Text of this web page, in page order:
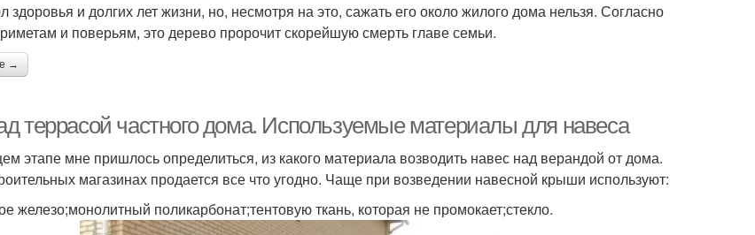
здоровья и долгих лет жизни, но, несмотря на это, сажать его около жилого дома нельзя. Согласно
и поверьям, это дерево пророчит скорейшую смерть главе семьи.
→
террасой частного дома. Используемые материалы для навеса
этапе мне пришлось определиться, из какого материала возводить навес над верандой от дома.
магазинах продается все что угодно. Чаще при возведении навесной крыши используют:
железо;монолитный поликарбонат;тентовую ткань, которая не промокает;стекло.